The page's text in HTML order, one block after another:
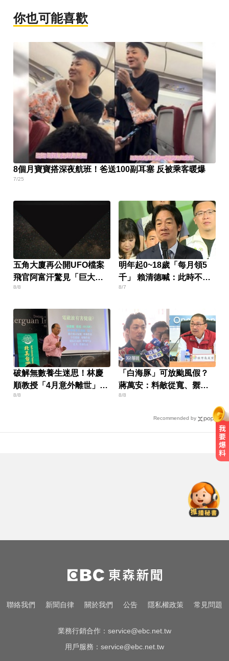
你也可能喜歡
8個月寶寶搭深夜航班！爸送100副耳塞 反被乘客暖爆
7/25
五角大廈再公開UFO檔案
飛官阿富汗驚見「巨大三
角形」
8/8
明年起0~18歲「每月領5
千」 賴清德喊：此時不生
待何時
8/7
破解無數養生迷思！林慶
順教授「4月意外離世」女
兒悲痛證實
8/8
「白海豚」可放颱風假？
蔣萬安：料敵從寬、禦敵
從嚴
8/8
Recommended by
車 車頭嚴重變形
NBA／灰熊前鋒克拉克死因出爐 法
醫認定毒品意外
愛玩車／北極星新車 275匹馬力媲
聯絡我們 新聞自律 關於我們 公告 隱私權政策 常見問題
業務行銷合作： service@ebc.net.tw
用戶服務： service@ebc.net.tw